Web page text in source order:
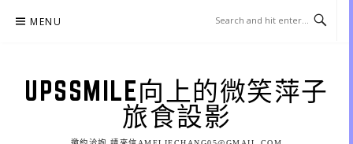
MENU
UPSSMILE向上的微笑萍子
旅食設影